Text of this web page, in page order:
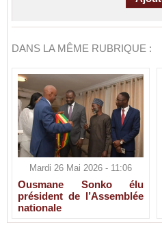
DANS LA MÊME RUBRIQUE :
Mardi 26 Mai 2026 - 11:06
Ousmane Sonko élu
président de l’Assemblée
nationale